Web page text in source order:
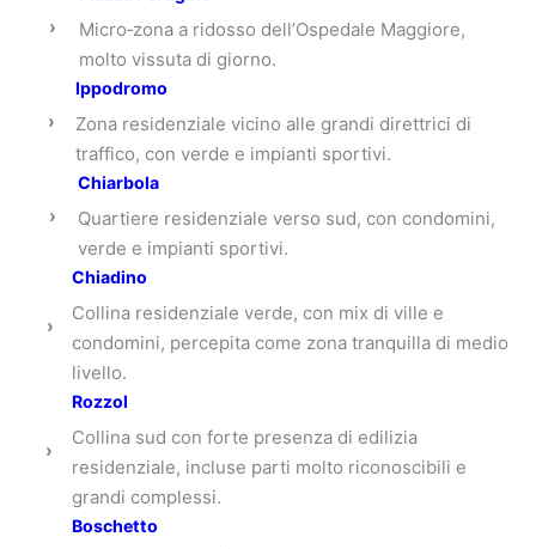
›
Micro‑zona a ridosso dell’Ospedale Maggiore,
molto vissuta di giorno.
›
Ippodromo
Zona residenziale vicino alle grandi direttrici di
traffico, con verde e impianti sportivi.
›
Chiarbola
Quartiere residenziale verso sud, con condomini,
verde e impianti sportivi.
›
Chiadino
Collina residenziale verde, con mix di ville e
condomini, percepita come zona tranquilla di medio
livello.
›
Rozzol
Collina sud con forte presenza di edilizia
residenziale, incluse parti molto riconoscibili e
grandi complessi.
Boschetto